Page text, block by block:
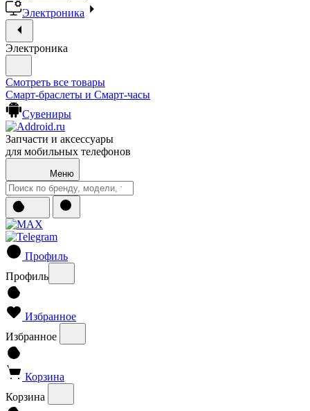
Электроника
Электроника
Смотреть все товары
Смарт-браслеты и Смарт-часы
Сувениры
Запчасти и аксессуары
для мобильных телефонов
Меню
Профиль
Профиль
Избранное
Избранное
Корзина
Корзина